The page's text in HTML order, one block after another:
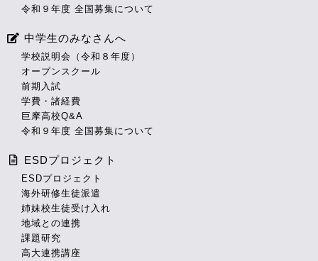
令和９年度 全国募集について
中学生のみなさんへ
学校説明会（令和８年度）
オープンスクール
前期入試
学費・諸経費
巨摩高校Q&A
令和９年度 全国募集について
ESDプロジェクト
ESDプロジェクト
海外研修生徒派遣
姉妹校生徒受け入れ
地域との連携
課題研究
高大連携講座